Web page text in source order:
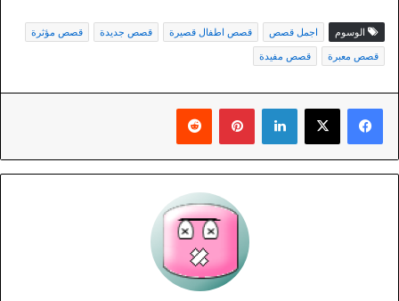
الوسوم اجمل قصص قصص اطفال قصيرة قصص جديدة
قصص مؤثرة
قصص معبرة
قصص مفيدة
لينكدإن بينتيريست